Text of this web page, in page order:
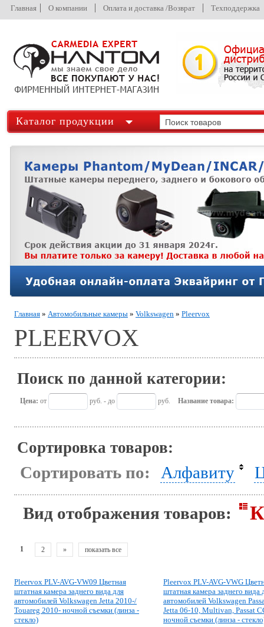
Главная О компании Оплата и доставка /Возврат Техподдержка
Каталог продукции
Главная » Автомобильные камеры » Volkswagen » Pleervox
PLEERVOX
Поиск по данной категории:
Цена: от руб. - до руб. Название товара:
Сортировка товаров:
Сортировать по: Алфавиту
Вид отображения товаров:
1 2 » показать все
Pleervox PLV-AVG-VW09 Цветная
штатная камера заднего вида для
автомобилей Volkswagen Jetta 2010-/
Touareg 2010- ночной съемки (линза -
стекло)
Pleervox PLV-AVG-VWG
штатная камера заднего вида
автомобилей Volkswagen
Jetta 06-10, Multivan, Passat
ночной съемки (линза -